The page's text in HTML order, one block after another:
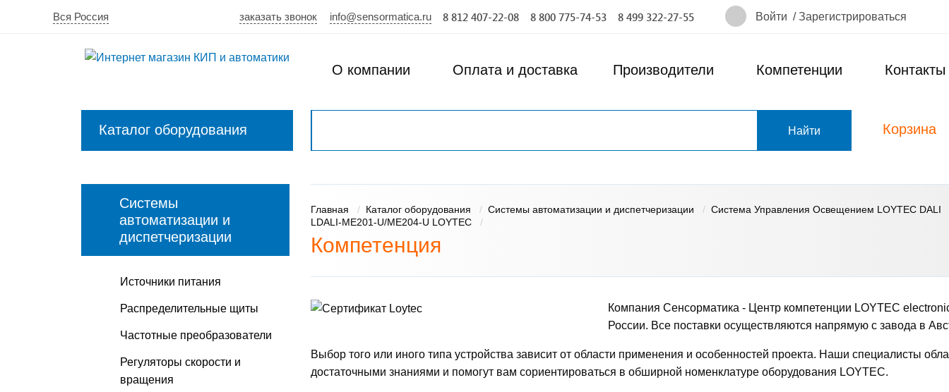
Вся Россия заказать звонок info@sensormatica.ru 8 812 407-22-08 8 800 775-74-53 8 499 322-27-55 Войти /Зарегистрироваться
О компании Оплата и доставка Производители Компетенции Контакты
Каталог оборудования Корзина
Системы
автоматизации и
диспетчеризации
Источники питания
Распределительные щиты
Частотные преобразователи
Регуляторы скорости и
вращения
Главная Каталог оборудования Системы автоматизации и диспетчеризации
Система Управления Освещением LOYTEC DALI
LDALI‑ME201‑U/ME204‑U LOYTEC
Компетенция
Компания Сенсорматика - Центр компетенции LOYTEC
России. Все поставки осуществляются напрямую с завода в
Выбор того или иного типа устройства зависит от области применения и особенностей проекта. Наши специалисты
достаточными знаниями и помогут вам сориентироваться в обширной номенклатуре оборудования LOYTEC.